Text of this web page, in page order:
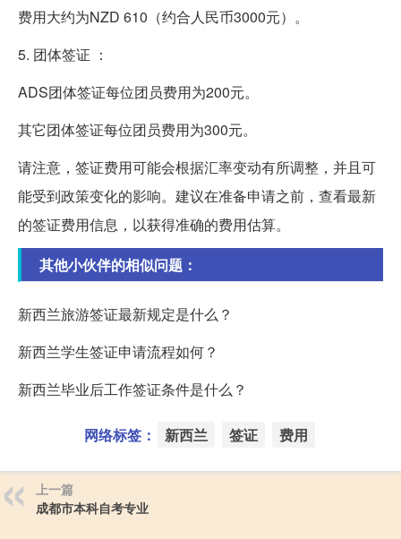
费用大约为NZD 610（约合人民币3000元）。
5. 团体签证 ：
ADS团体签证每位团员费用为200元。
其它团体签证每位团员费用为300元。
请注意，签证费用可能会根据汇率变动有所调整，并且可
能受到政策变化的影响。建议在准备申请之前，查看最新
的签证费用信息，以获得准确的费用估算。
其他小伙伴的相似问题：
新西兰旅游签证最新规定是什么？
新西兰学生签证申请流程如何？
新西兰毕业后工作签证条件是什么？
网络标签： 新西兰 签证 费用
上一篇
成都市本科自考专业